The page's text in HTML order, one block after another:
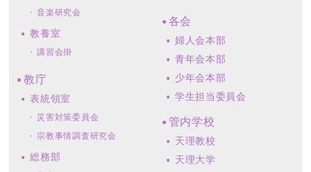
音楽研究会
教養室
講習会掛
教庁
表統領室
災害対策委員会
宗教事情調査研究会
総務部
各会
婦人会本部
青年会本部
少年会本部
学生担当委員会
管内学校
天理教校
天理大学